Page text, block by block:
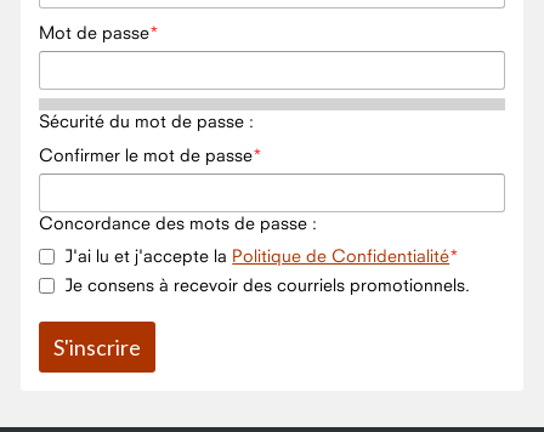
Mot de passe
Sécurité du mot de passe :
Confirmer le mot de passe
Concordance des mots de passe :
J'ai lu et j'accepte la Politique de Confidentialité
Je consens à recevoir des courriels promotionnels.